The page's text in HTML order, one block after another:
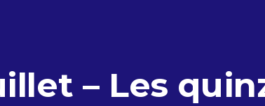
– Les